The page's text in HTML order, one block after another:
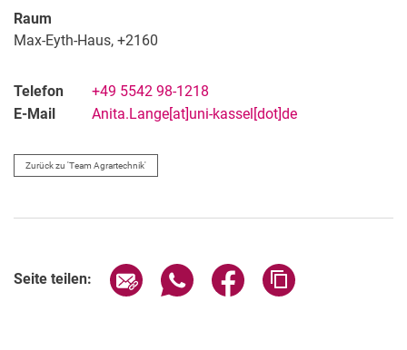
Raum
Max-Eyth-Haus, +2160
Telefon
+49 5542 98-1218
E-Mail
Anita.Lange[at]uni-kassel[dot]de
Zurück zu 'Team Agrartechnik'
Seite teilen: Seite über E-Mail teilen
Seite über WhatsApp teilen
Seite über Facebook